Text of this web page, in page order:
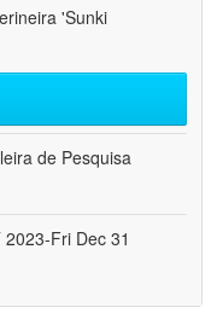
'Sunki
de Pesquisa
Fri Dec 31